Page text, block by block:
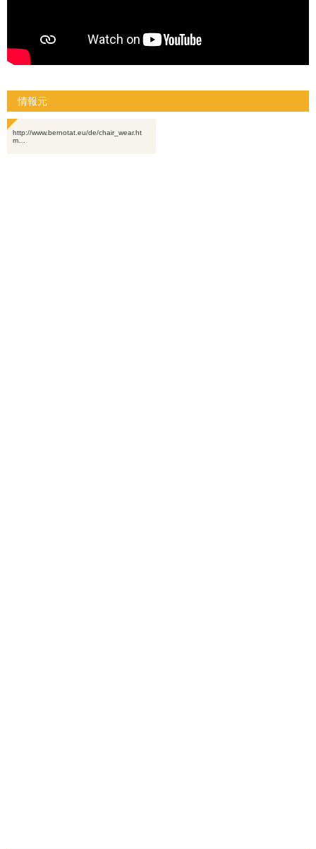
情報元
http://www.bernotat.eu/de/chair_wear.ht
m…